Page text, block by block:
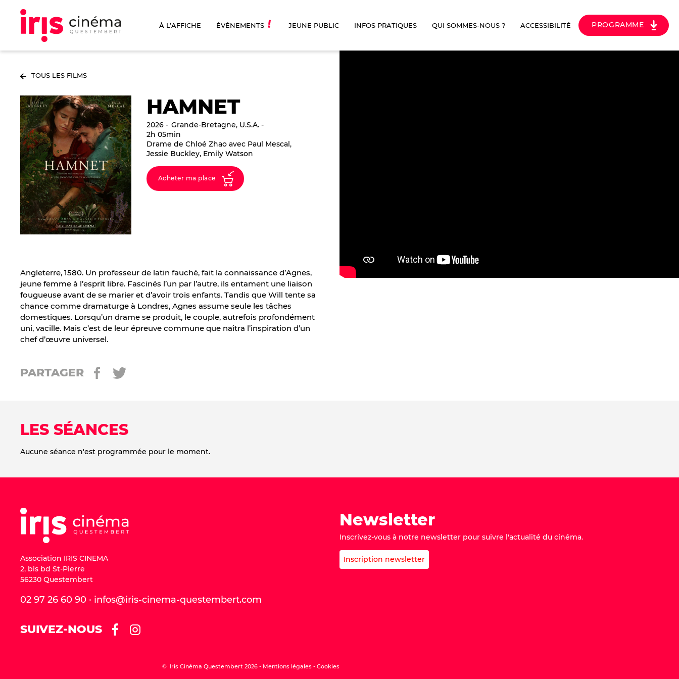
À L’AFFICHE ÉVÉNEMENTS JEUNE PUBLIC INFOS PRATIQUES QUI SOMMES-NOUS ? ACCESSIBILITÉ PROGRAMME
TOUS LES FILMS
HAMNET
2026
Grande-Bretagne, U.S.A.
2h 05min
Drame de Chloé Zhao avec Paul Mescal,
Jessie Buckley, Emily Watson
Acheter ma place
Angleterre, 1580. Un professeur de latin fauché, fait la connaissance d’Agnes,
jeune femme à l’esprit libre. Fascinés l’un par l’autre, ils entament une liaison
fougueuse avant de se marier et d’avoir trois enfants. Tandis que Will tente sa
chance comme dramaturge à Londres, Agnes assume seule les tâches
domestiques. Lorsqu’un drame se produit, le couple, autrefois profondément
uni, vacille. Mais c’est de leur épreuve commune que naîtra l’inspiration d’un
chef d’œuvre universel.
PARTAGER
LES SÉANCES
Aucune séance n'est programmée pour le moment.
Association IRIS CINEMA
2, bis bd St-Pierre
56230 Questembert
02 97 26 60 90 · infos@iris-cinema-questembert.com
SUIVEZ-NOUS
Newsletter
Inscrivez-vous à notre newsletter pour suivre l'actualité du cinéma.
Inscription newsletter
© Iris Cinéma Questembert 2026 - Mentions légales Cookies